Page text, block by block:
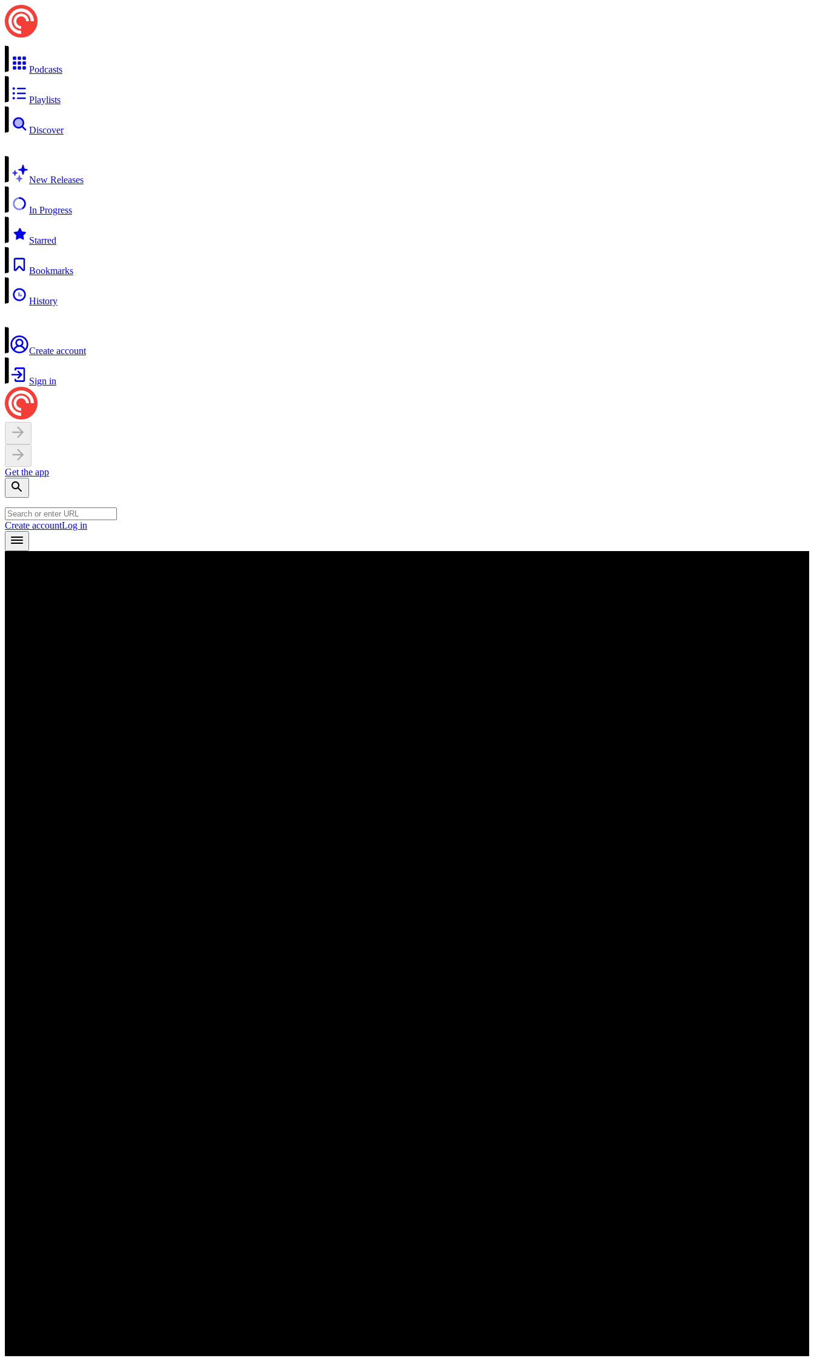
Podcasts
Playlists
Discover
New Releases
In Progress
Starred
Bookmarks
History
Create account
Sign in
Get the app
Create accountLog in